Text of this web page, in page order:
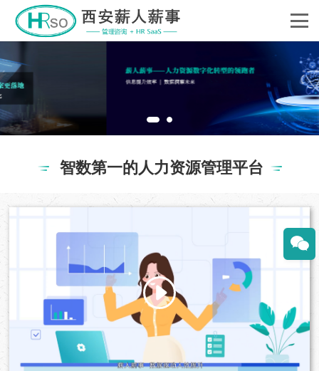
智数第一的人力资源管理平台